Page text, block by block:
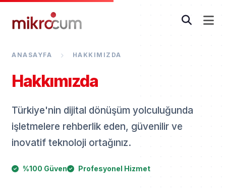
ANASAYFA HAKKIMIZDA
Hakkımızda
Türkiye'nin dijital dönüşüm yolculuğunda
işletmelere rehberlik eden, güvenilir ve
inovatif teknoloji ortağınız.
%100 Güven Profesyonel Hizmet